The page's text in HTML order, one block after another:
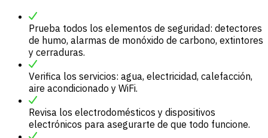
Prueba todos los elementos de seguridad: detectores
de humo, alarmas de monóxido de carbono, extintores
y cerraduras.
Verifica los servicios: agua, electricidad, calefacción,
aire acondicionado y WiFi.
Revisa los electrodomésticos y dispositivos
electrónicos para asegurarte de que todo funcione.